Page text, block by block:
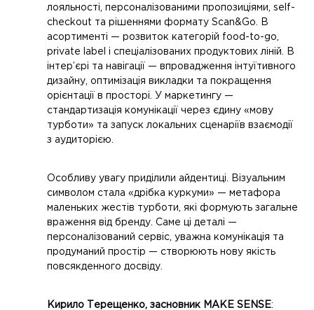
лояльності, персоналізованими пропозиціями, self-
checkout та рішеннями формату Scan&Go. В
асортименті — розвиток категорій food-to-go,
private label і спеціалізованих продуктових ліній. В
інтер’єрі та навігації — впровадження інтуїтивного
дизайну, оптимізація викладки та покращення
орієнтації в просторі. У маркетингу —
стандартизація комунікації через єдину «мову
турботи» та запуск локальних сценаріїв взаємодії
з аудиторією.
Особливу увагу приділили айдентиці. Візуальним
символом стала «дрібка куркуми» — метафора
маленьких жестів турботи, які формують загальне
враження від бренду. Саме ці деталі —
персоналізований сервіс, уважна комунікація та
продуманий простір — створюють нову якість
повсякденного досвіду.
Кирило Терещенко, засновник MAKE SENSE: